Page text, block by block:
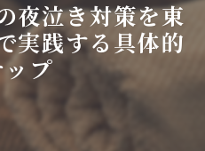
夜泣き対策を東
実践する具体的
ップ